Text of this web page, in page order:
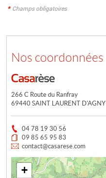
* Champs obligatoires
Nos coordonnées
266 C Route du Ranfray
69440 SAINT LAURENT D'AGNY
04 78 19 30 56
09 85 65 95 83
contact@casarese.com
+